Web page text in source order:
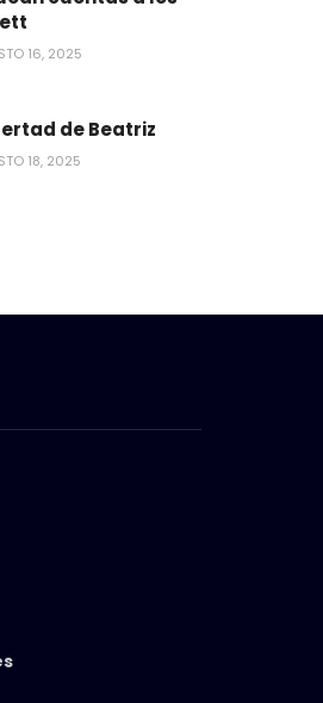
16, 2025
de Beatriz
18, 2025